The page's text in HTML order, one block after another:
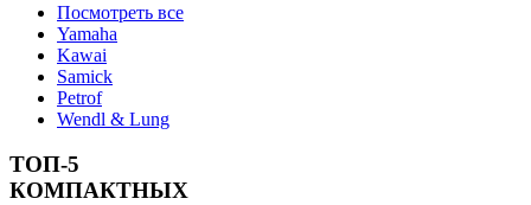
Посмотреть все
Yamaha
Kawai
Samick
Petrof
Wendl & Lung
ТОП-5
КОМПАКТНЫХ